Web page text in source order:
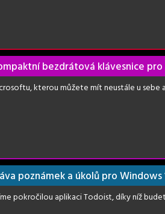
bezdrátová klávesnice
kterou můžete mít neustále u sebe
poznámek a úkolů pro
pokročilou aplikaci Todoist, díky níž